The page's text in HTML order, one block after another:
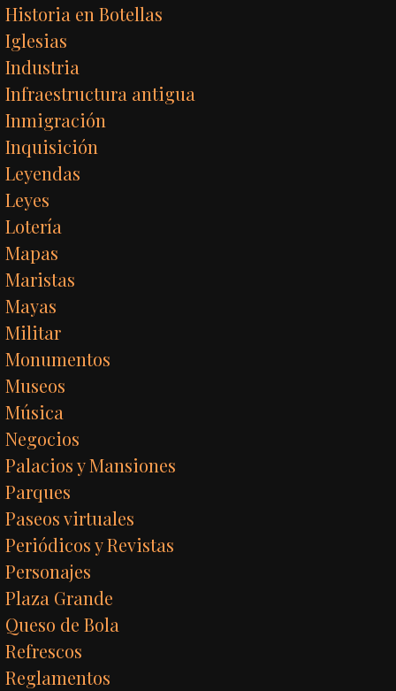
Historia en Botellas
Iglesias
Industria
Infraestructura antigua
Inmigración
Inquisición
Leyendas
Leyes
Lotería
Mapas
Maristas
Mayas
Militar
Monumentos
Museos
Música
Negocios
Palacios y Mansiones
Parques
Paseos virtuales
Periódicos y Revistas
Personajes
Plaza Grande
Queso de Bola
Refrescos
Reglamentos